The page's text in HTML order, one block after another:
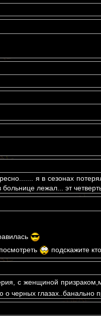
я в сезонах
лежал... эт
подскажите
с женщиной
глазах..банально